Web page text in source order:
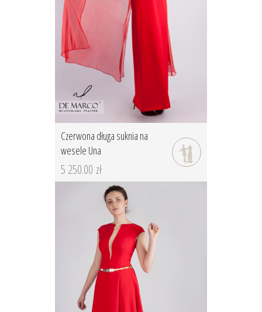
Czerwona długa suknia na
wesele Una
5 250.00 zł